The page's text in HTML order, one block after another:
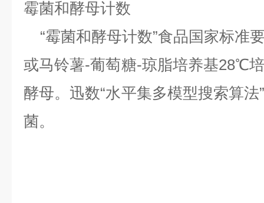
霉菌和酵母计数
“霉菌和酵母计数”食品国家标准
或马铃薯-葡萄糖-琼脂培养基28℃
酵母。迅数“水平集多模型搜索算
菌。